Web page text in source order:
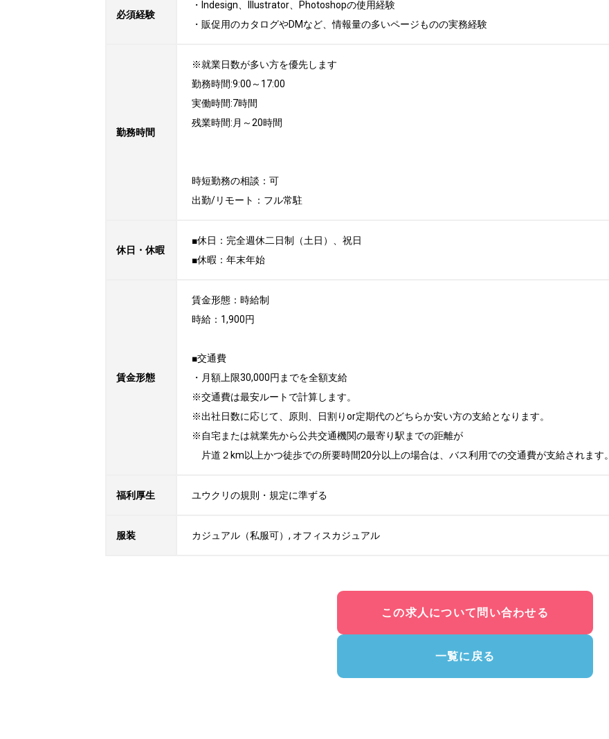
必須経験
・Indesign、Illustrator、Photoshopの使用経験
・販促用のカタログやDMなど、情報量の多いページものの実務経験
勤務時間
※就業日数が多い方を優先します
勤務時間:9:00～17:00
実働時間:7時間
残業時間:月～20時間
時短勤務の相談：可
出勤/リモート：フル常駐
休日・休暇
■休日：完全週休二日制（土日）、祝日
■休暇：年末年始
賃金形態
賃金形態：時給制
時給：1,900円
■交通費
・月額上限30,000円までを全額支給
※交通費は最安ルートで計算します。
※出社日数に応じて、原則、日割りor定期代のどちらか安い方の支給となります。
※自宅または就業先から公共交通機関の最寄り駅までの距離が
片道２km以上かつ徒歩での所要時間20分以上の場合は、バス利用での交通費が支給されます。
福利厚生 ユウクリの規則・規定に準ずる
服装 カジュアル（私服可）, オフィスカジュアル
この求人について問い合わせる
一覧に戻る